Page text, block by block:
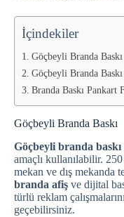
İçindekiler
Göçbeyli Branda Baskı
Göçbeyli Branda
Branda Baskı Pankart
Göçbeyli Branda Baskı
Göçbeyli branda baskı
amaçlı kullanılabilir.
mekan ve dış mekanda
branda afiş ve dijital
türlü reklam
geçebilirsiniz.